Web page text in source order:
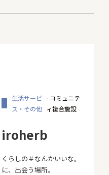
iroherb
生活サービ
ス・その他
- コミュニテ
ィ複合施設
くらしの＃なんかいいな。
に、出会う場所。